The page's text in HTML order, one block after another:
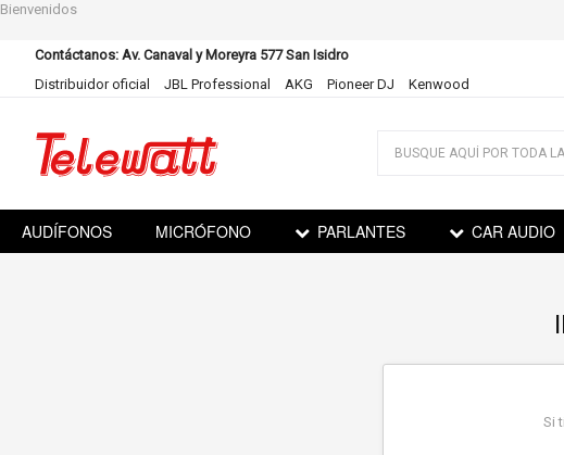
Bienvenidos
Contáctanos: Av. Canaval y Moreyra 577 San Isidro
Distribuidor oficial
JBL Professional AKG Pioneer DJ Kenwood
contenido
AUDÍFONOS MICRÓFONO PARLANTES CAR AUDIO
Si